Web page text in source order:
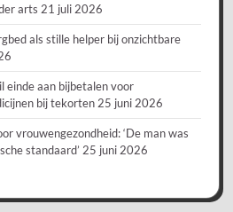
arts 21 juli 2026
als stille helper bij onzichtbare
einde aan bijbetalen voor
bij tekorten 25 juni 2026
vrouwengezondheid: ‘De man was
standaard’ 25 juni 2026